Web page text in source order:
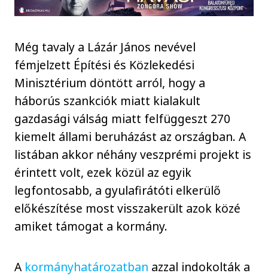
Még tavaly a Lázár János nevével
fémjelzett Építési és Közlekedési
Minisztérium döntött arról, hogy a
háborús szankciók miatt kialakult
gazdasági válság miatt felfüggeszt 270
kiemelt állami beruházást az országban. A
listában akkor néhány veszprémi projekt is
érintett volt, ezek közül az egyik
legfontosabb, a gyulafirátóti elkerülő
előkészítése most visszakerült azok közé
amiket támogat a kormány.
A kormányhatározatban azzal indokolták a